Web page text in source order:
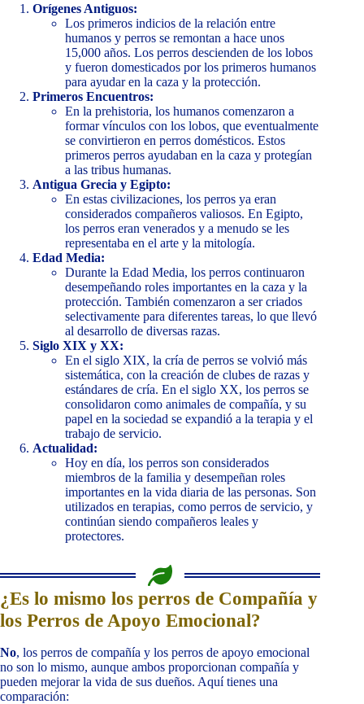
Orígenes Antiguos:
Los primeros indicios de la relación entre
humanos y perros se remontan a hace unos
15,000 años. Los perros descienden de los lobos
y fueron domesticados por los primeros humanos
para ayudar en la caza y la protección.
Primeros Encuentros:
En la prehistoria, los humanos comenzaron a
formar vínculos con los lobos, que eventualmente
se convirtieron en perros domésticos. Estos
primeros perros ayudaban en la caza y protegían
a las tribus humanas.
Antigua Grecia y Egipto:
En estas civilizaciones, los perros ya eran
considerados compañeros valiosos. En Egipto,
los perros eran venerados y a menudo se les
representaba en el arte y la mitología.
Edad Media:
Durante la Edad Media, los perros continuaron
desempeñando roles importantes en la caza y la
protección. También comenzaron a ser criados
selectivamente para diferentes tareas, lo que llevó
al desarrollo de diversas razas.
Siglo XIX y XX:
En el siglo XIX, la cría de perros se volvió más
sistemática, con la creación de clubes de razas y
estándares de cría. En el siglo XX, los perros se
consolidaron como animales de compañía, y su
papel en la sociedad se expandió a la terapia y el
trabajo de servicio.
Actualidad:
Hoy en día, los perros son considerados
miembros de la familia y desempeñan roles
importantes en la vida diaria de las personas. Son
utilizados en terapias, como perros de servicio, y
continúan siendo compañeros leales y
protectores.
¿Es lo mismo los perros de Compañía y
los Perros de Apoyo Emocional?
No, los perros de compañía y los perros de apoyo emocional
no son lo mismo, aunque ambos proporcionan compañía y
pueden mejorar la vida de sus dueños. Aquí tienes una
comparación: